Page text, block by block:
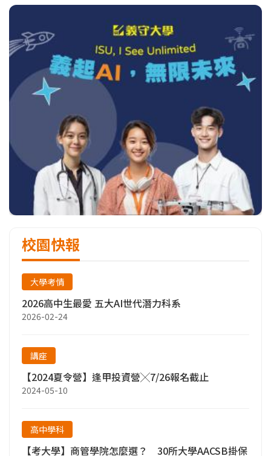
校園快報
大學考情
2026高中生最愛 五大AI世代潛力科系
2026-02-24
講座
【2024夏令營】逢甲投資營╳7/26報名截止
2024-05-10
高中學科
【考大學】商管學院怎麼選？ 30所大學AACSB掛保